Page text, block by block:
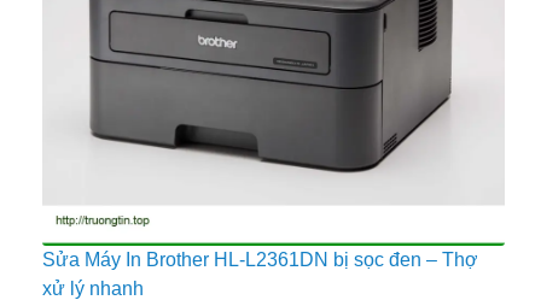
Sửa Máy In Brother HL-L2361DN bị sọc đen – Thợ
xử lý nhanh